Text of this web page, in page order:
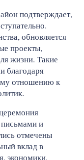
подтверждает,
обновляется
проекты,
жизни. Такие
благодаря
отношению к
и
отмечены
вклад в
экономики,